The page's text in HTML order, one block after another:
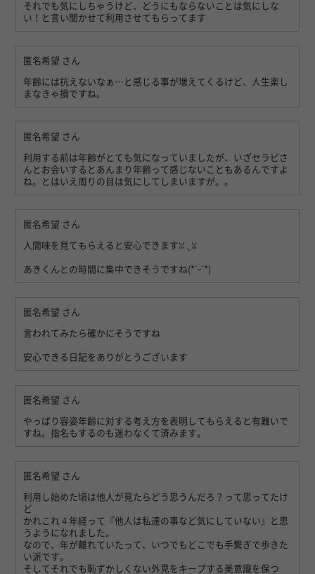
それでも気にしちゃうけど、どうにもならないことは気にしな
い！と言い聞かせて利用させてもらってます
匿名希望 さん
年齢には抗えないなぁ…と感じる事が増えてくるけど、人生楽し
まなきゃ損ですね。
匿名希望 さん
利用する前は年齢がとても気になっていましたが、いざセラピさ
んとお会いするとあんまり年齢って感じないこともあるんですよ
ね。とはいえ周りの目は気にしてしまいますが。。
匿名希望 さん
人間味を見てもらえると安心できますꈍ .̮ ꈍ
あきくんとの時間に集中できそうですね(*ˊᵕˋ*)
匿名希望 さん
言われてみたら確かにそうですね
安心できる日記をありがとうございます
匿名希望 さん
やっぱり容姿年齢に対する考え方を表明してもらえると有難いで
すね。指名もするのも迷わなくて済みます。
匿名希望 さん
利用し始めた頃は他人が見たらどう思うんだろ？って思ってたけ
ど
かれこれ４年経って『他人は私達の事など気にしていない』と思
うようになれました。
なので、年が離れていたって、いつでもどこでも手繋ぎで歩きた
い派です。
そしてそれでも恥ずかしくない外見をキープする美意識を保つ